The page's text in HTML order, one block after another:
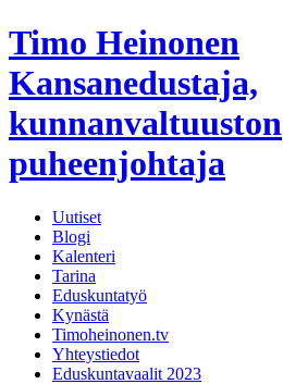
Timo Heinonen
Kansanedustaja,
kunnanvaltuuston
puheenjohtaja
Uutiset
Blogi
Kalenteri
Tarina
Eduskuntatyö
Kynästä
Timoheinonen.tv
Yhteystiedot
Eduskuntavaalit 2023